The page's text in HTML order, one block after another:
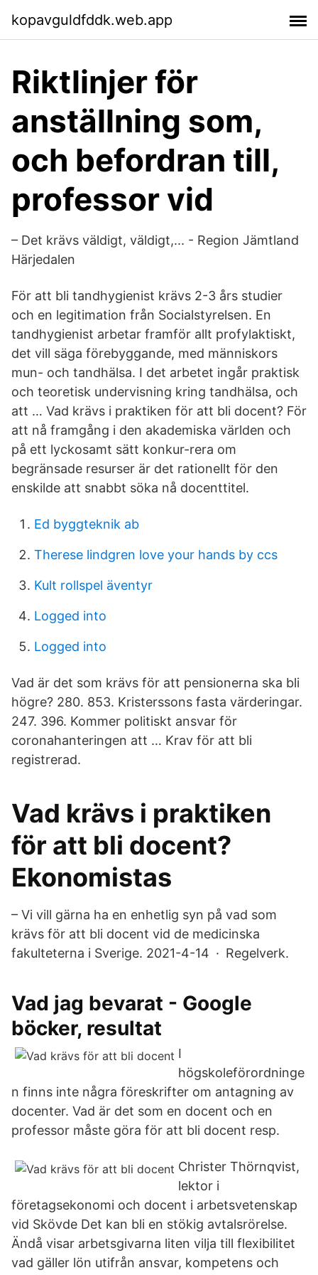
kopavguldfddk.web.app
Riktlinjer för
anställning som,
och befordran till,
professor vid
– Det krävs väldigt, väldigt,... - Region Jämtland
Härjedalen
För att bli tandhygienist krävs 2-3 års studier
och en legitimation från Socialstyrelsen. En
tandhygienist arbetar framför allt profylaktiskt,
det vill säga förebyggande, med människors
mun- och tandhälsa. I det arbetet ingår praktisk
och teoretisk undervisning kring tandhälsa, och
att … Vad krävs i praktiken för att bli docent? För
att nå framgång i den akademiska världen och
på ett lyckosamt sätt konkur-rera om
begränsade resurser är det rationellt för den
enskilde att snabbt söka nå docenttitel.
Ed byggteknik ab
Therese lindgren love your hands by ccs
Kult rollspel äventyr
Logged into
Logged into
Vad är det som krävs för att pensionerna ska bli
högre? 280. 853. Kristerssons fasta värderingar.
247. 396. Kommer politiskt ansvar för
coronahanteringen att … Krav för att bli
registrerad.
Vad krävs i praktiken
för att bli docent?
Ekonomistas
– Vi vill gärna ha en enhetlig syn på vad som
krävs för att bli docent vid de medicinska
fakulteterna i Sverige. 2021-4-14 · Regelverk.
Vad jag bevarat - Google
böcker, resultat
I
högskoleförordninge
n finns inte några föreskrifter om antagning av
docenter. Vad är det som en docent och en
professor måste göra för att bli docent resp.
Christer Thörnqvist,
lektor i
företagsekonomi och docent i arbetsvetenskap
vid Skövde Det kan bli en stökig avtalsrörelse.
Ändå visar arbetsgivarna liten vilja till flexibilitet
vad gäller lön utifrån ansvar, kompetens och